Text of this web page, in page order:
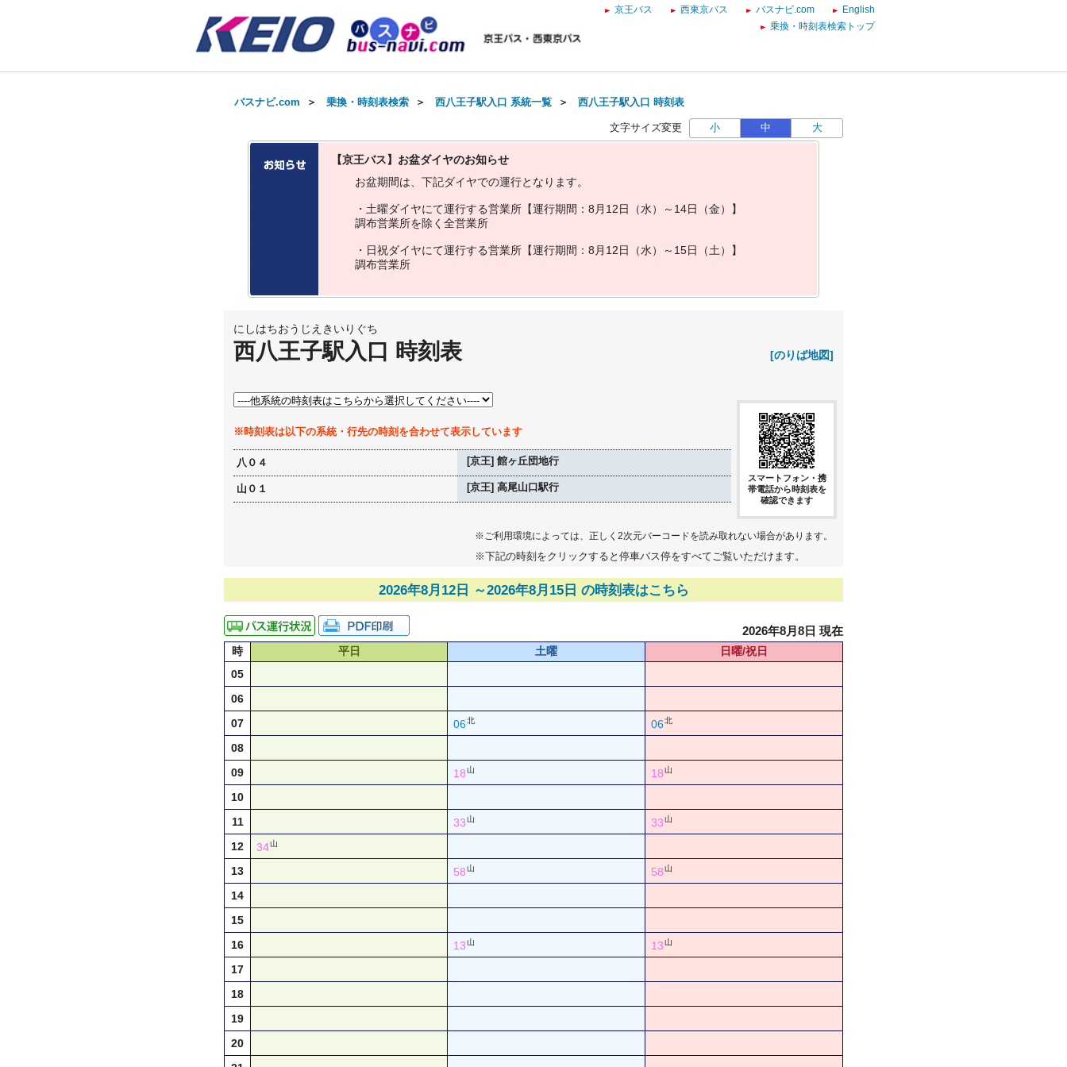
京王バス 西東京バス バスナビ.com
English
乗換・時刻表検索トップ
バスナビ.com ＞ 乗換・時刻表検索 ＞ 西八王子駅入口 系統一覧 ＞ 西八王子駅入口 時刻表
文字サイズ変更 小 中 大
【京王バス】お盆ダイヤのお知らせ
お盆期間は 下記ダイヤでの運行と な り ます。
・ 土曜ダイヤにて運行する営業所 【運行期間 ： 8 月 1 2日 （水） ～ 14日 （金）
】
調布営業所を除 く 全営業所
・ 日祝ダイヤにて運行する営業所 【運行期間 ： 8 月 1 2日 （水） ～ 15日 （土）
】
調布営業所
にしはちおうじえきいりぐち
西八王子駅入口 時刻表 [のりば地図]
※時刻表は以下の系統・行先の時刻を合わせて表示しています
八０４ [京王] 館ヶ丘団地行
山０１ [京王] 高尾山口駅行
スマートフォン・携
帯電話から時刻表を
確認できます
※ご利用環境によっては、正しく2次元バーコードを読み取れない場合があります。
※下記の時刻をクリックすると停車バス停をすべてご覧いただけます。
2026年8月12日 ～2026年8月15日 の時刻表はこちら
2026年8月8日 現在
時 平日 土曜
日曜/祝日
05
06
07
06北 06北
08
09
18山 18山
10
11
33山 33山
12 34山
13 58山 58山
14
15
16
13山 13山
17
18
19
20